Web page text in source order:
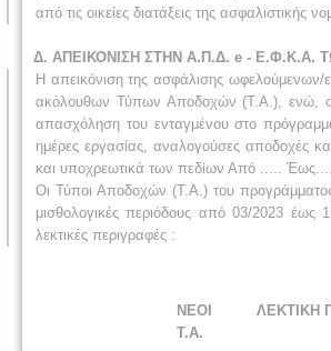
από τις οικείες διατάξεις της ασφαλιστικής
Δ. ΑΠΕΙΚΟΝΙΣΗ ΣΤΗΝ Α.Π.Δ. e - Ε.Φ.Κ.Α.
Η απεικόνιση της ασφάλισης
ακόλουθων Τύπων Αποδοχών (Τ.Α.), ενώ,
απασχόληση του ενταγμένου στο
ημέρες εργασίας, αναλογούσες αποδοχές
και υποχρεωτικά των πεδίων Από .....
Οι Τύποι Αποδοχών (Τ.Α.) του
μισθολογικές περιόδους από 03/2023 έως
λεκτικές περιγραφές :
ΝΕΟΙ
Τ.Α.
ΛΕΚΤΙΚΗ